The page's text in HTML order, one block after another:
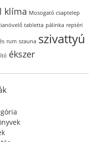
klíma Mosogató csaptelep
tabletta pálinka reptéri
rum szauna szivattyú
ékszer